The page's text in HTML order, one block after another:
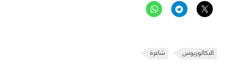
البكالوريوس شاغرة